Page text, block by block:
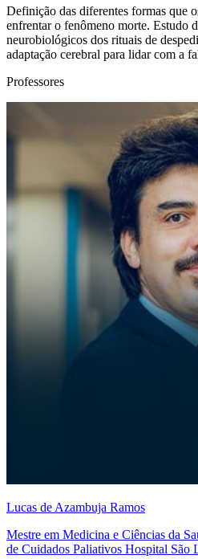
Definição das diferentes formas que
enfrentar o fenômeno morte. Estudo
neurobiológicos dos rituais de
adaptação cerebral para lidar com a
Professores
Lucas de Azambuja Ramos
Mestre em Medicina e Ciências da
de Cuidados Paliativos Hospital São